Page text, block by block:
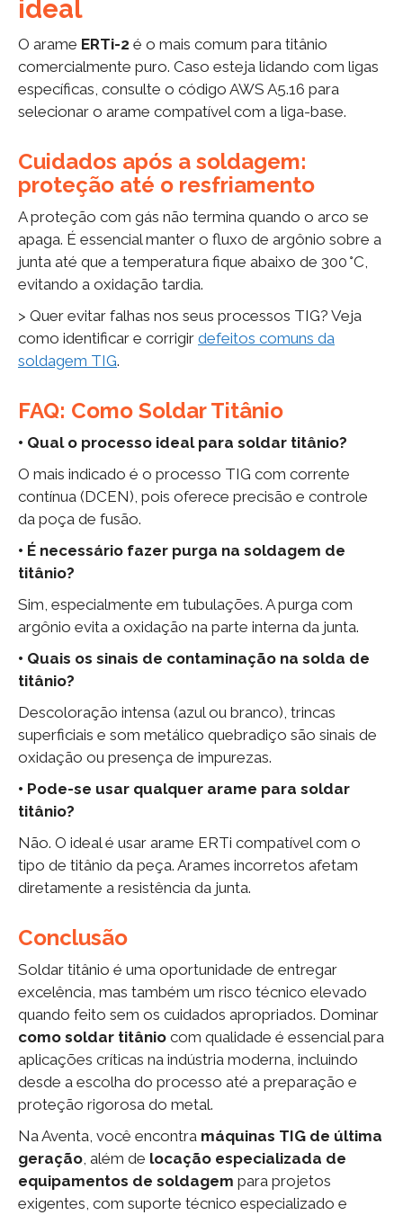
ideal
O arame ERTi-2 é o mais comum para titânio
comercialmente puro. Caso esteja lidando com ligas
específicas, consulte o código AWS A5.16 para
selecionar o arame compatível com a liga-base.
Cuidados após a soldagem:
proteção até o resfriamento
A proteção com gás não termina quando o arco se
apaga. É essencial manter o fluxo de argônio sobre a
junta até que a temperatura fique abaixo de 300 °C,
evitando a oxidação tardia.
> Quer evitar falhas nos seus processos TIG? Veja
como identificar e corrigir defeitos comuns da
soldagem TIG.
FAQ: Como Soldar Titânio
• Qual o processo ideal para soldar titânio?
O mais indicado é o processo TIG com corrente
contínua (DCEN), pois oferece precisão e controle
da poça de fusão.
• É necessário fazer purga na soldagem de
titânio?
Sim, especialmente em tubulações. A purga com
argônio evita a oxidação na parte interna da junta.
• Quais os sinais de contaminação na solda de
titânio?
Descoloração intensa (azul ou branco), trincas
superficiais e som metálico quebradiço são sinais de
oxidação ou presença de impurezas.
• Pode-se usar qualquer arame para soldar
titânio?
Não. O ideal é usar arame ERTi compatível com o
tipo de titânio da peça. Arames incorretos afetam
diretamente a resistência da junta.
Conclusão
Soldar titânio é uma oportunidade de entregar
excelência, mas também um risco técnico elevado
quando feito sem os cuidados apropriados. Dominar
como soldar titânio com qualidade é essencial para
aplicações críticas na indústria moderna, incluindo
desde a escolha do processo até a preparação e
proteção rigorosa do metal.
Na Aventa, você encontra máquinas TIG de última
geração , além de locação especializada de
equipamentos de soldagem para projetos
exigentes, com suporte técnico especializado e